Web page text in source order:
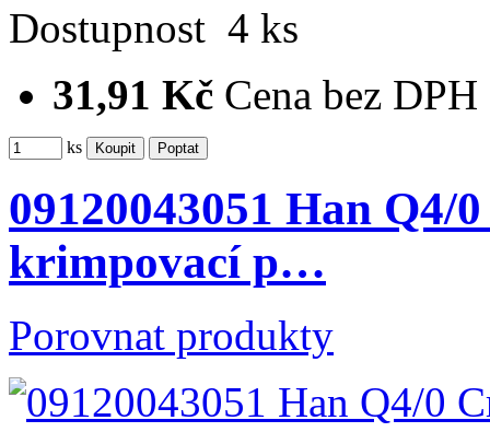
Dostupnost 4 ks
31,91 Kč Cena bez DPH
ks
09120043051 Han Q4/
krimpovací p…
Porovnat produkty